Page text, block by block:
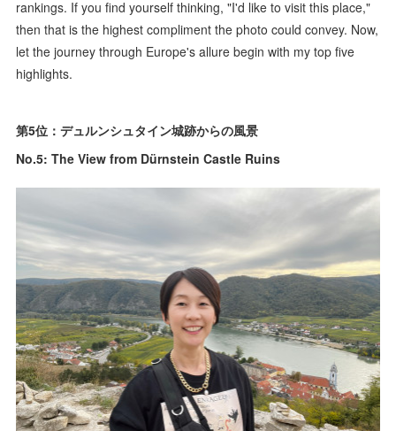
rankings. If you find yourself thinking, "I'd like to visit this place,"
then that is the highest compliment the photo could convey. Now,
let the journey through Europe's allure begin with my top five
highlights.
第5位：デュルンシュタイン城跡からの風景
No.5: The View from Dürnstein Castle Ruins